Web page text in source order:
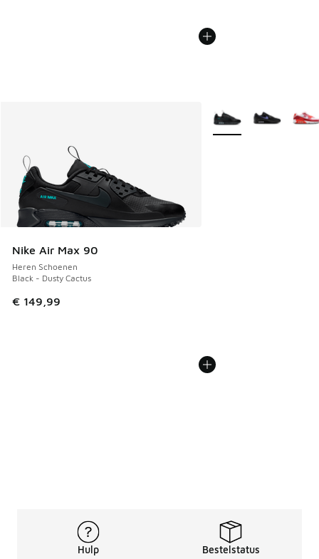
Nike Air Max 90
Heren Schoenen
Black - Dusty Cactus
€ 149,99
Meer kleuren
Hulp Bestelstatus